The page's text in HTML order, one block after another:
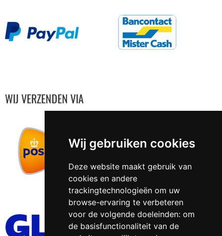
Wij gebruiken cookies
Deze website maakt gebruik van
cookies en andere
trackingtechnologieën om uw
browse-ervaring te verbeteren
voor de volgende doeleinden: om
de basisfunctionaliteit van de
WIJ VERZENDEN VIA